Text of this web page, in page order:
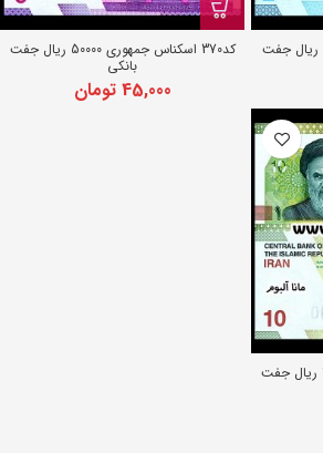
کد369 اسکناس جمهوری 20000 ریال جفت کد370 اسکناس جمهوری 50000 ریال جفت
بانکی
45,000 تومان
کد371 اسکناس جمهوری 100000 ریال جفت